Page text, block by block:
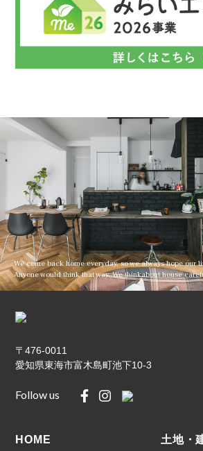
We come back home everyday, so we always hope our
Anyone would think that way. We thinkabout house
〒476-0011
愛知県東海市富木島町池下10-3
Follow us
HOME ⼟地・